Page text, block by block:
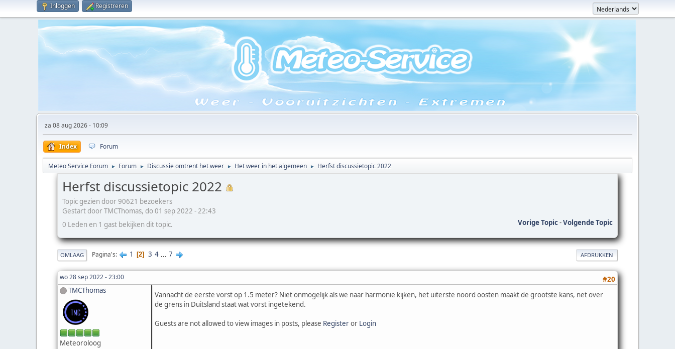
Inloggen Registreren
za 08 aug 2026 - 10:09
Index Forum
Meteo Service Forum ► Forum ► Discussie omtrent het weer ► Het weer in het algemeen ► Herfst discussietopic 2022
Herfst discussietopic 2022
Topic gezien door 90621 bezoekers
Gestart door TMCThomas, do 01 sep 2022 - 22:43
Vorige Topic-Volgende Topic
0 Leden en 1 gast bekijken dit topic.
AFDRUKKEN
OMLAAG Pagina's 1 2 3 4 ... 7
wo 28 sep 2022 - 23:00
#20
TMCThomas
Meteoroloog
Vannacht de eerste vorst op 1.5 meter? Niet onmogelijk als we naar harmonie kijken, het uiterste noord oosten maakt de grootste kans, net over
de grens in Duitsland staat wat vorst ingetekend.
Guests are not allowed to view images in posts, please Registeror Login